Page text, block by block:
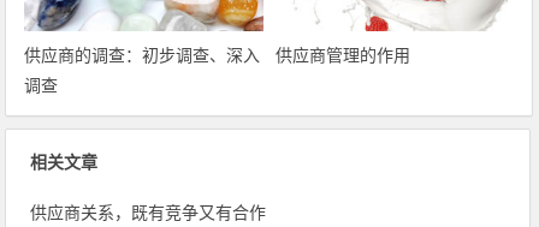
供应商的调查：初步调查、深入
调查
供应商管理的作用
相关文章
供应商关系，既有竞争又有合作